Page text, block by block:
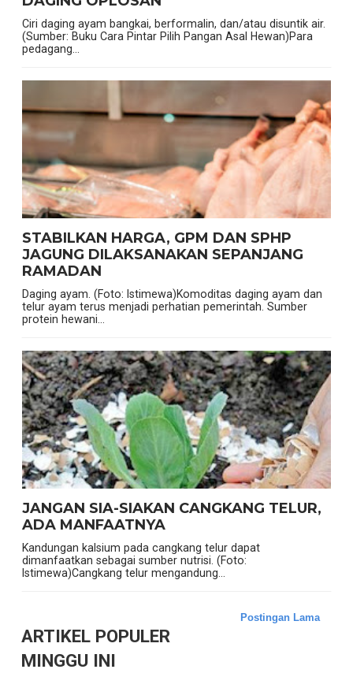
Ciri daging ayam bangkai, berformalin, dan/atau disuntik air.
(Sumber: Buku Cara Pintar Pilih Pangan Asal Hewan)Para
pedagang...
STABILKAN HARGA, GPM DAN SPHP
JAGUNG DILAKSANAKAN SEPANJANG
RAMADAN
Daging ayam. (Foto: Istimewa)Komoditas daging ayam dan
telur ayam terus menjadi perhatian pemerintah. Sumber
protein hewani...
JANGAN SIA-SIAKAN CANGKANG TELUR,
ADA MANFAATNYA
Kandungan kalsium pada cangkang telur dapat
dimanfaatkan sebagai sumber nutrisi. (Foto:
Istimewa)Cangkang telur mengandung...
Postingan Lama
ARTIKEL POPULER
MINGGU INI